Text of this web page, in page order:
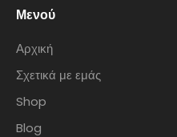
Μενού
Αρχική
Σχετικά με εμάς
Shop
Blog